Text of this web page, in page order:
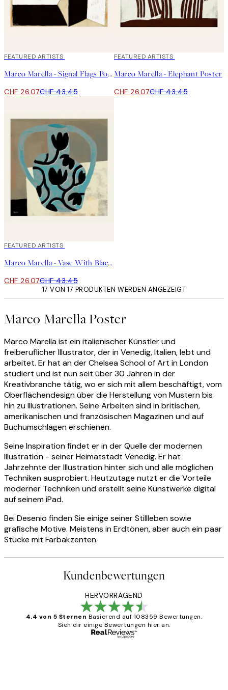
40%*
FEATURED ARTISTS
Marco Marella - Signal Flags Poster
CHF 26.07CHF 43.45
40%*
FEATURED ARTISTS
Marco Marella - Elephant Poster
CHF 26.07CHF 43.45
40%*
FEATURED ARTISTS
Marco Marella - Vase With Black Flowers Poster
CHF 26.07CHF 43.45
17 VON 17 PRODUKTEN WERDEN ANGEZEIGT
Marco Marella Poster
Marco Marella ist ein italienischer Künstler und
freiberuflicher Illustrator, der in Venedig, Italien, lebt und
arbeitet. Er hat an der Chelsea School of Art in London
studiert und ist nun seit über 30 Jahren in der
Kreativbranche tätig, wo er sich mit allem beschäftigt, vom
Oberflächendesign über die Herstellung von Mustern bis
hin zu Illustrationen. Seine Arbeiten sind in britischen,
amerikanischen und französischen Magazinen und auf
Buchumschlägen erschienen.
Seine Inspiration findet er in der Quelle der modernen
Illustration - seiner Heimatstadt Venedig. Er hat
Jahrzehnte der Illustration hinter sich und alle möglichen
Techniken ausprobiert. Heutzutage nutzt er die Vorteile
moderner Techniken und erstellt seine Kunstwerke digital
auf seinem iPad.
Bei Desenio finden Sie einige seiner Stillleben sowie
grafische Motive. Meistens in Erdtönen, aber auch ein paar
Stücke mit Farbakzenten.
Kundenbewertungen
HERVORRAGEND
4.4 von 5 Sternen Basierend auf 108359 Bewertungen.
Sieh dir einige Bewertungen hier an.